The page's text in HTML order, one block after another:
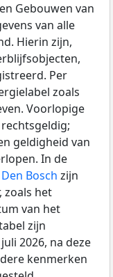
Gebouwen van
van alle
Hierin zijn,
Per
zoals
Voorlopige
geldigheid van
In de
Bosch zijn
zoals het
van het
zijn
2026, na deze
kenmerken